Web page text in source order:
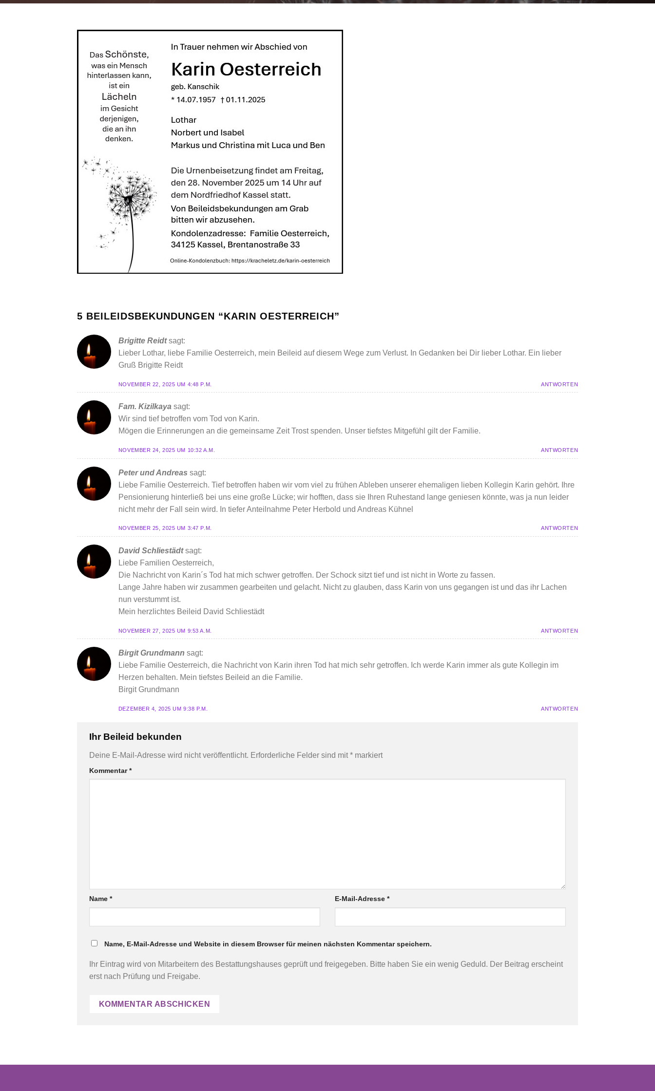
5 BEILEIDSBEKUNDUNGEN “KARIN OESTERREICH”
Brigitte Reidt sagt:
Lieber Lothar, liebe Familie Oesterreich, mein Beileid auf diesem Wege zum Verlust. In Gedanken bei Dir lieber Lothar. Ein lieber
Gruß Brigitte Reidt
NOVEMBER 22, 2025 UM 4:48 P.M. ANTWORTEN
Fam. Kizilkaya sagt:
Wir sind tief betroffen vom Tod von Karin.
Mögen die Erinnerungen an die gemeinsame Zeit Trost spenden. Unser tiefstes Mitgefühl gilt der Familie.
NOVEMBER 24, 2025 UM 10:32 A.M. ANTWORTEN
Peter und Andreas sagt:
Liebe Familie Oesterreich. Tief betroffen haben wir vom viel zu frühen Ableben unserer ehemaligen lieben Kollegin Karin gehört. Ihre
Pensionierung hinterließ bei uns eine große Lücke; wir hofften, dass sie Ihren Ruhestand lange geniesen könnte, was ja nun leider
nicht mehr der Fall sein wird. In tiefer Anteilnahme Peter Herbold und Andreas Kühnel
NOVEMBER 25, 2025 UM 3:47 P.M. ANTWORTEN
David Schliestädt sagt:
Liebe Familien Oesterreich,
Die Nachricht von Karin´s Tod hat mich schwer getroffen. Der Schock sitzt tief und ist nicht in Worte zu fassen.
Lange Jahre haben wir zusammen gearbeiten und gelacht. Nicht zu glauben, dass Karin von uns gegangen ist und das ihr Lachen
nun verstummt ist.
Mein herzlichtes Beileid David Schliestädt
NOVEMBER 27, 2025 UM 9:53 A.M. ANTWORTEN
Birgit Grundmann sagt:
Liebe Familie Oesterreich, die Nachricht von Karin ihren Tod hat mich sehr getroffen. Ich werde Karin immer als gute Kollegin im
Herzen behalten. Mein tiefstes Beileid an die Familie.
Birgit Grundmann
DEZEMBER 4, 2025 UM 9:38 P.M. ANTWORTEN
Ihr Beileid bekunden
Deine E-Mail-Adresse wird nicht veröffentlicht. Erforderliche Felder sind mit*markiert
Kommentar*
Name * E-Mail-Adresse *
Name, E-Mail-Adresse und Website in diesem Browser für meinen nächsten Kommentar speichern.
Ihr Eintrag wird von Mitarbeitern des Bestattungshauses geprüft und freigegeben. Bitte haben Sie ein wenig Geduld. Der Beitrag erscheint
erst nach Prüfung und Freigabe.